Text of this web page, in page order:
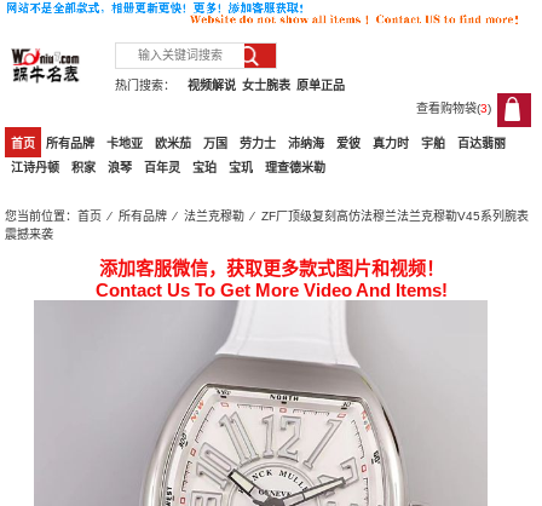
热门搜索： 原单正品
女士腕表
视频解说
查看购物袋(3)
3
首页 所有品牌 卡地亚 欧米茄 万国 劳力士 沛纳海 爱彼 真力时 宇舶
百达翡丽
江诗丹顿
积家 浪琴 百年灵 宝珀 宝玑 理查德米勒
您当前位置：首页 ⁄所有品牌 ⁄法兰克穆勒 ⁄ ZF厂顶级复刻高仿法穆兰法兰克穆勒V45系列腕表
震撼来袭
添加客服微信，获取更多款式图片和视频！
Contact Us To Get More Video And Items!